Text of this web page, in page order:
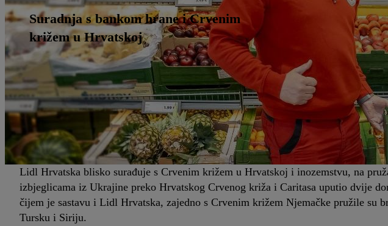
Suradnja s bankom hrane i Crvenim
križem u Hrvatskoj
Lidl Hrvatska blisko surađuje s Crvenim križem u Hrvatskoj i inozemstvu, na
izbjeglicama iz Ukrajine preko Hrvatskog Crvenog križa i Caritasa uputio dvije
čijem je sastavu i Lidl Hrvatska, zajedno s Crvenim križem Njemačke pružile su
Tursku i Siriju.